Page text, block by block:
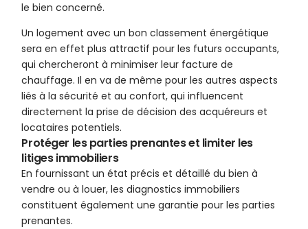
le bien concerné.
Un logement avec un bon classement énergétique
sera en effet plus attractif pour les futurs occupants,
qui chercheront à minimiser leur facture de
chauffage. Il en va de même pour les autres aspects
liés à la sécurité et au confort, qui influencent
directement la prise de décision des acquéreurs et
locataires potentiels.
Protéger les parties prenantes et limiter les
litiges immobiliers
En fournissant un état précis et détaillé du bien à
vendre ou à louer, les diagnostics immobiliers
constituent également une garantie pour les parties
prenantes.